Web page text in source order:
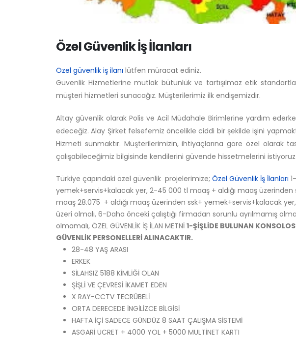
Özel Güvenlik İş İlanları
Özel güvenlik iş ilanı lütfen müracat ediniz.
Güvenlik Hizmetlerine mutlak bütünlük ve tartışılmaz etik
müşteri hizmetleri sunacağız. Müşterilerimiz ilk endişemizdir.
Altay güvenlik olarak Polis ve Acil Müdahale Birimlerine yardım
edeceğiz. Alay Şirket felsefemiz öncelikle ciddi bir şekilde işini
Hizmeti sunmaktır. Müşterilerimizin, ihtiyaçlarına göre özel olarak
çalışabileceğimiz bilgisinde kendilerini güvende hissetmelerini istiyoruz.
Türkiye çapındaki özel güvenlik projelerimize; Özel Güvenlik İş İlanları
yemek+servis+kalacak yer, 2-45 000 tl maaş + aldığı maaş
maaş 28.075 + aldığı maaş üzerinden ssk+ yemek+servis+kalacak
üzeri olmalı, 6-Daha önceki çalıştığı firmadan sorunlu ayrılmamış
olmamalı, ÖZEL GÜVENLİK İŞ İLAN METNİ 1-ŞİŞLİDE BULUNAN
GÜVENLİK PERSONELLERİ ALINACAKTIR.
28-48 YAŞ ARASI
ERKEK
SİLAHSIZ 5188 KİMLİĞİ OLAN
ŞİŞLİ VE ÇEVRESİ İKAMET EDEN
X RAY-CCTV TECRÜBELİ
ORTA DERECEDE İNGİLİZCE BİLGİSİ
HAFTA İÇİ SADECE GÜNDÜZ 8 SAAT ÇALIŞMA SİSTEMİ
ASGARİ ÜCRET + 4000 YOL + 5000 MULTİNET KARTI